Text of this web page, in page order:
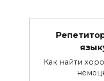
Как найти